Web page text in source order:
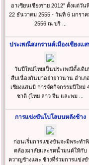
อาเซียนเชียงราย 2012” ตั้งแต่วัน
22 ธันวาคม 2555 - วันที่ 6 มกรา
2556 ณ บริ ...
ประเพณีสงกรานต์เมืองเชียงแส
วันปีใหม่ไทยเป็นประเพณีดั้งเดิม
สืบเนื่องกันมาอย่ายาวนาน อำเภอ
เชียงแสนมี การจัดกิจกรรมปีใหม่
ชาติ (ไทย ลาว จีน และพม ...
การแข่งขันโปโลบนหลังช้าง
ก่อนเริ่มการแข่งขันจะมีพระทำ
คล้องมาลัยและรดน้ำมนต์ให้กับ
ควาญช้างและ ช้างที่ร่วมการแข่ง